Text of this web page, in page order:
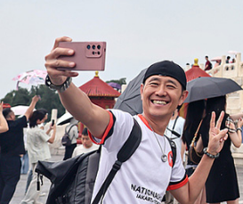
CCTV.节目官网 直播